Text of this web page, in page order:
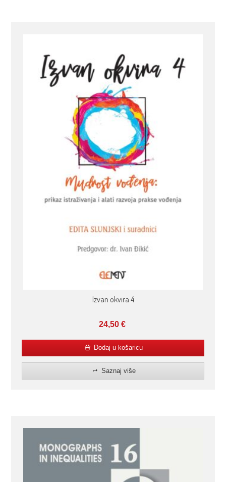
Izvan okvira 4
24,50 €
Dodaj u košaricu
Saznaj više